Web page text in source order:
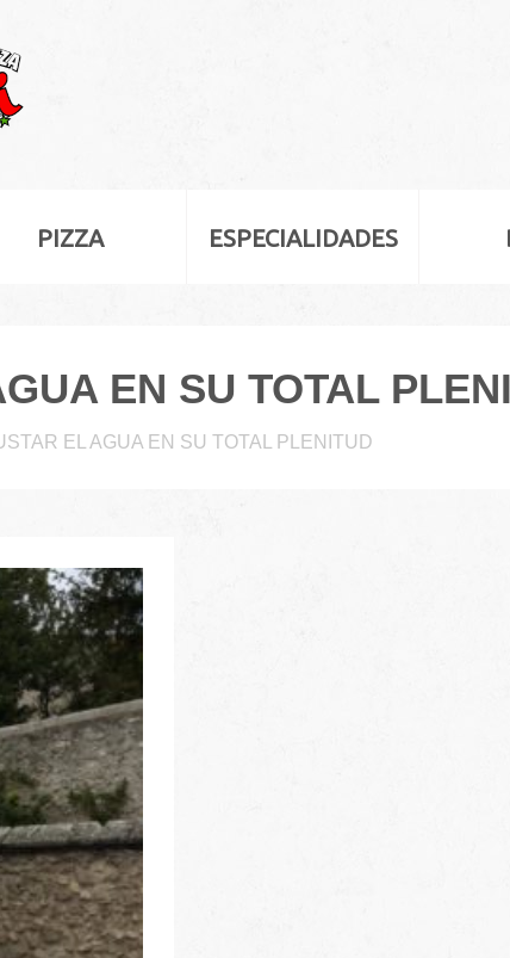
PIZZA ESPECIALIDADES
EN SU TOTAL
EL AGUA EN SU TOTAL PLENITUD